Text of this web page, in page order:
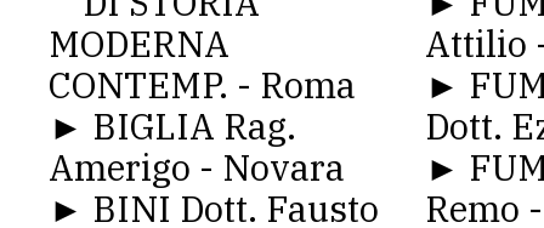
MODERNA
CONTEMP. - Roma
► BIGLIA Rag.
Amerigo - Novara
► BINI Dott. Fausto
Attilio
►
Dott.
►
Remo